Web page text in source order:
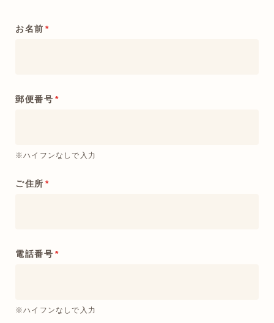
お名前 *
郵便番号 *
※ハイフンなしで入力
ご住所 *
電話番号 *
※ハイフンなしで入力